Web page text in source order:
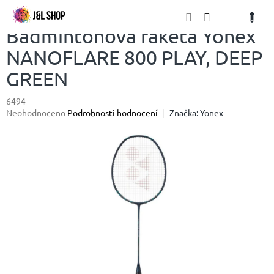
Přejít
obsah
Badmintonová raketa Yonex
NANOFLARE 800 PLAY, DEEP
GREEN
6494
Průměrné
Neohodnoceno Podrobnosti hodnocení Značka:Yonex